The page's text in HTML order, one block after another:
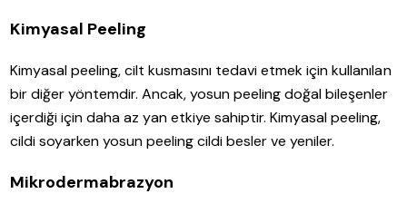
Kimyasal Peeling
Kimyasal peeling, cilt kusmasını tedavi etmek için kullanılan
bir diğer yöntemdir. Ancak, yosun peeling doğal bileşenler
içerdiği için daha az yan etkiye sahiptir. Kimyasal peeling,
cildi soyarken yosun peeling cildi besler ve yeniler.
Mikrodermabrazyon